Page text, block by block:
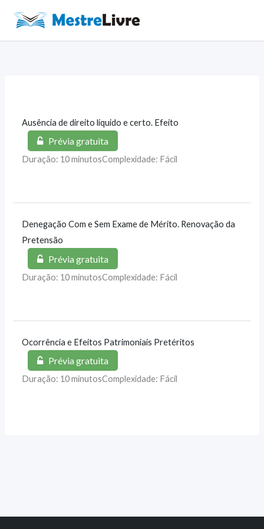
para
o
Ausência de direito líquido e certo. Efeito
Prévia gratuita
Duração: 10 minutosComplexidade: Fácil
Denegação Com e Sem Exame de Mérito. Renovação da
Pretensão
Prévia gratuita
Duração: 10 minutosComplexidade: Fácil
Ocorrência e Efeitos Patrimoniais Pretéritos
Prévia gratuita
Duração: 10 minutosComplexidade: Fácil